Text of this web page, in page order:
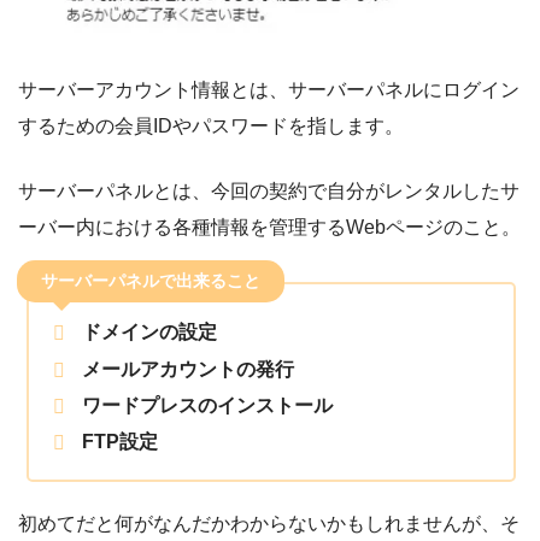
サーバーアカウント情報とは、サーバーパネルにログイン
するための会員IDやパスワードを指します。
サーバーパネルとは、今回の契約で自分がレンタルしたサ
ーバー内における各種情報を管理するWebページのこと。
サーバーパネルで出来ること
ドメインの設定
メールアカウントの発行
ワードプレスのインストール
FTP設定
初めてだと何がなんだかわからないかもしれませんが、そ